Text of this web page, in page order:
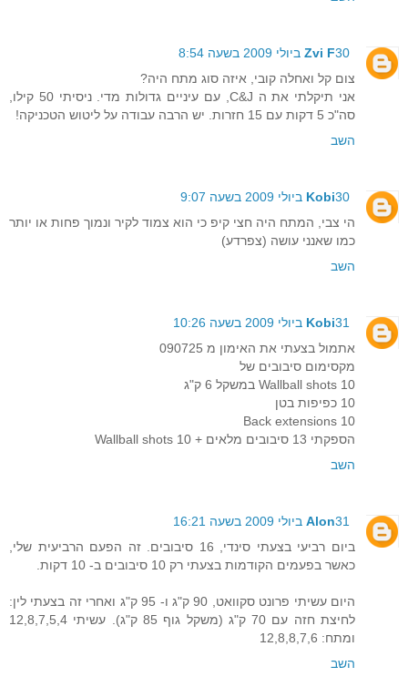
Zvi F30 ביולי 2009 בשעה 8:54
צום קל ואחלה קובי, איזה סוג מתח היה?
אני תיקלתי את ה C&J, עם עיניים גדולות מדי. ניסיתי 50 קילו,
סה"כ 5 דקות עם 15 חזרות. יש הרבה עבודה על ליטוש הטכניקה!
השב
Kobi30 ביולי 2009 בשעה 9:07
הי צבי, המתח היה חצי קיפ כי הוא צמוד לקיר ונמוך פחות או יותר
כמו שאנני עושה (צפרדע)
השב
Kobi31 ביולי 2009 בשעה 10:26
אתמול בצעתי את האימון מ 090725
מקסימום סיבובים של
10 Wallball shots במשקל 6 ק"ג
10 כפיפות בטן
10 Back extensions
הספקתי 13 סיבובים מלאים + 10 Wallball shots
השב
Alon31 ביולי 2009 בשעה 16:21
ביום רביעי בצעתי סינדי, 16 סיבובים. זה הפעם הרביעית שלי,
כאשר בפעמים הקודמות בצעתי רק 10 סיבובים ב- 10 דקות.
היום עשיתי פרונט סקוואט, 90 ק"ג ו- 95 ק"ג ואחרי זה בצעתי לין:
לחיצת חזה עם 70 ק"ג (משקל גוף 85 ק"ג). עשיתי 12,8,7,5,4
ומתח: 12,8,8,7,6
השב